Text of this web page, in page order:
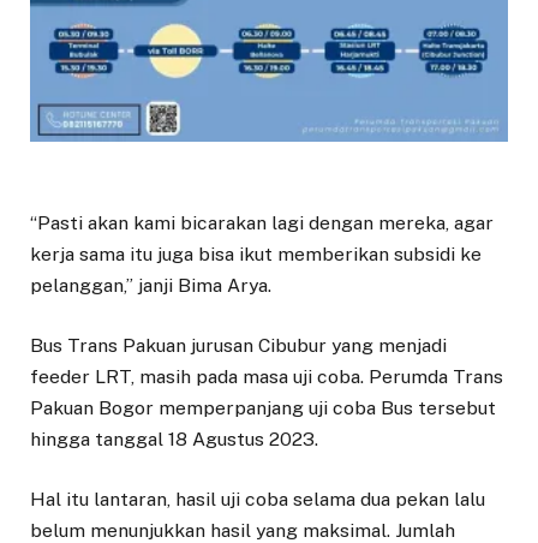
“Pasti akan kami bicarakan lagi dengan mereka, agar
kerja sama itu juga bisa ikut memberikan subsidi ke
pelanggan,” janji Bima Arya.
Bus Trans Pakuan jurusan Cibubur yang menjadi
feeder LRT, masih pada masa uji coba. Perumda Trans
Pakuan Bogor memperpanjang uji coba Bus tersebut
hingga tanggal 18 Agustus 2023.
Hal itu lantaran, hasil uji coba selama dua pekan lalu
belum menunjukkan hasil yang maksimal. Jumlah